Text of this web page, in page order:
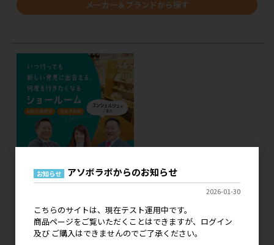
メーカー＆ブランドから探す
現在、こちらのサイトはテスト運用中です。
ログイン 及び ご購入はできませんので、ご了承くださ
い。
お知らせ アソボラボからのお知らせ
2026-01-30
こちらのサイトは、現在テスト運用中です。
商品ページをご覧いただくことはできますが、ログイン
及び ご購入はできませんのでご了承ください。